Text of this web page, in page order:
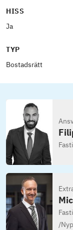
HISS
Ja
TYP
Bostadsrätt
/